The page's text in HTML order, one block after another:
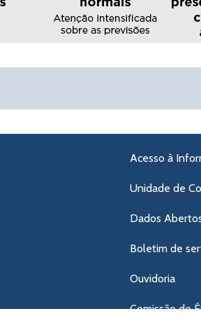
Acesso à
Unidade de
Dados
Boletim de
Ouvidoria
Comissão de